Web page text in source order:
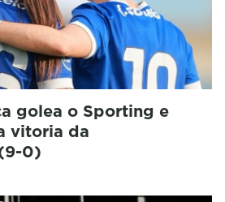
golea o Sporting e
vitoria da
0)